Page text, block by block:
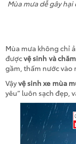
Mùa mưa dễ gây
Mùa mưa không chỉ
đượcvệ sinh và
gầm, thấm nước
Vậyvệ sinh xe mùa
yêu” luôn sạch đẹp,